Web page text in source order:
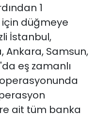
1
düğmeye
İstanbul,
Ankara, Samsun,
eş zamanlı
ait tüm banka